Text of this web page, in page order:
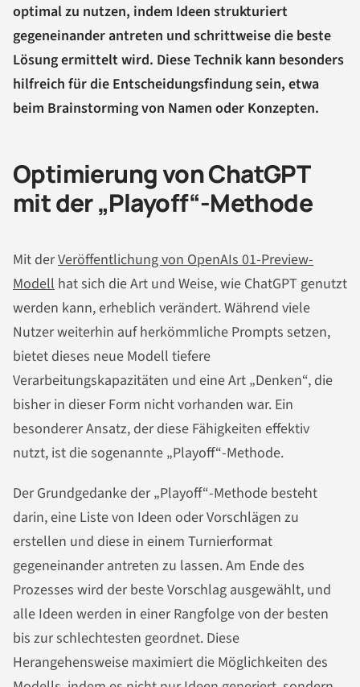
optimal zu nutzen, indem Ideen strukturiert
gegeneinander antreten und schrittweise die beste
Lösung ermittelt wird. Diese Technik kann besonders
hilfreich für die Entscheidungsfindung sein, etwa
beim Brainstorming von Namen oder Konzepten.
Optimierung von ChatGPT
mit der „Playoff“-Methode
Mit derVeröffentlichung von OpenAIs 01-Preview-
Modell hat sich die Art und Weise, wie ChatGPT genutzt
werden kann, erheblich verändert. Während viele
Nutzer weiterhin auf herkömmliche Prompts setzen,
bietet dieses neue Modell tiefere
Verarbeitungskapazitäten und eine Art „Denken“, die
bisher in dieser Form nicht vorhanden war. Ein
besonderer Ansatz, der diese Fähigkeiten effektiv
nutzt, ist die sogenannte „Playoff“-Methode.
Der Grundgedanke der „Playoff“-Methode besteht
darin, eine Liste von Ideen oder Vorschlägen zu
erstellen und diese in einem Turnierformat
gegeneinander antreten zu lassen. Am Ende des
Prozesses wird der beste Vorschlag ausgewählt, und
alle Ideen werden in einer Rangfolge von der besten
bis zur schlechtesten geordnet. Diese
Herangehensweise maximiert die Möglichkeiten des